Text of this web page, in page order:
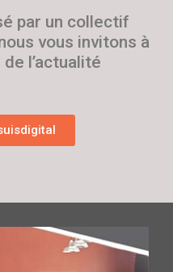
par un collectif
vous invitons à
l’actualité